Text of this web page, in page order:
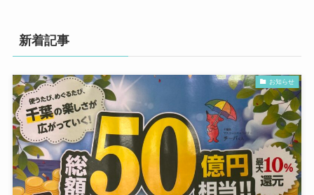
新着記事
お知らせ